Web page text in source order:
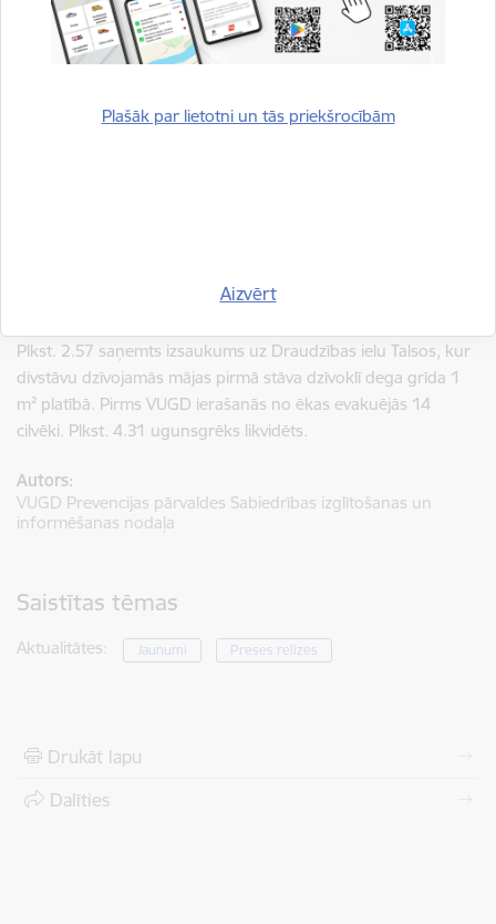
Plašāk par lietotni un tās priekšrocībām
Aizvērt
notikumā cieta. Plkst. 00.15 ugunsgrēks likvidēts.
Plkst. 22.17 saņemts izsaukums uz Preiļu novadu, kur dega
gāja bojā cilvēks. Plkst. 2.12 degšana tika likvidēta.
darbs notikuma vietā noslēdzās.
Plkst. 2.57 saņemts izsaukums uz Draudzības ielu Talsos, kur
divstāvu dzīvojamās mājas pirmā stāva dzīvoklī dega grīda 1
m² platībā. Pirms VUGD ierašanās no ēkas evakuējās 14
cilvēki. Plkst. 4.31 ugunsgrēks likvidēts.
Autors:
VUGD Prevencijas pārvaldes Sabiedrības izglītošanas un
informēšanas nodaļa
Saistītas tēmas
Aktualitātes: Jaunumi Preses relīzes
Drukāt lapu
Dalīties